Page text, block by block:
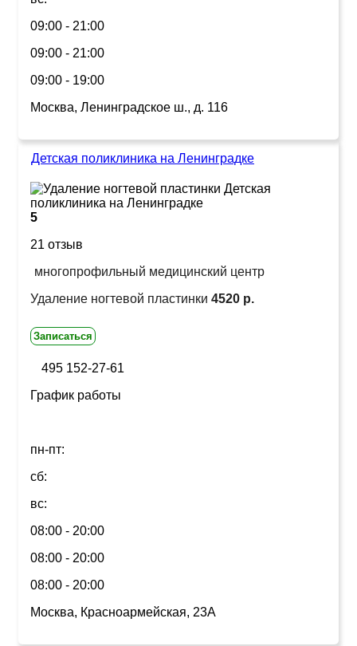
09:00 - 21:00
09:00 - 21:00
09:00 - 19:00
Москва, Ленинградское ш., д. 116
Детская поликлиника на Ленинградке
5
21 отзыв
многопрофильный медицинский центр
Удаление ногтевой пластинки 4520 р.
Записаться
495 152-27-61
График работы
пн-пт:
сб:
вс:
08:00 - 20:00
08:00 - 20:00
08:00 - 20:00
Москва, Красноармейская, 23А